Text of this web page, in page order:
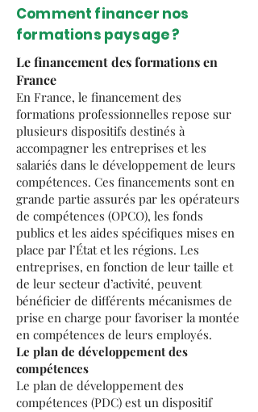
Comment financer nos
formations paysage ?
Le financement des formations en
France
En France, le financement des
formations professionnelles repose sur
plusieurs dispositifs destinés à
accompagner les entreprises et les
salariés dans le développement de leurs
compétences. Ces financements sont en
grande partie assurés par les opérateurs
de compétences (OPCO), les fonds
publics et les aides spécifiques mises en
place par l’État et les régions. Les
entreprises, en fonction de leur taille et
de leur secteur d’activité, peuvent
bénéficier de différents mécanismes de
prise en charge pour favoriser la montée
en compétences de leurs employés.
Le plan de développement des
compétences
Le plan de développement des
compétences (PDC) est un dispositif